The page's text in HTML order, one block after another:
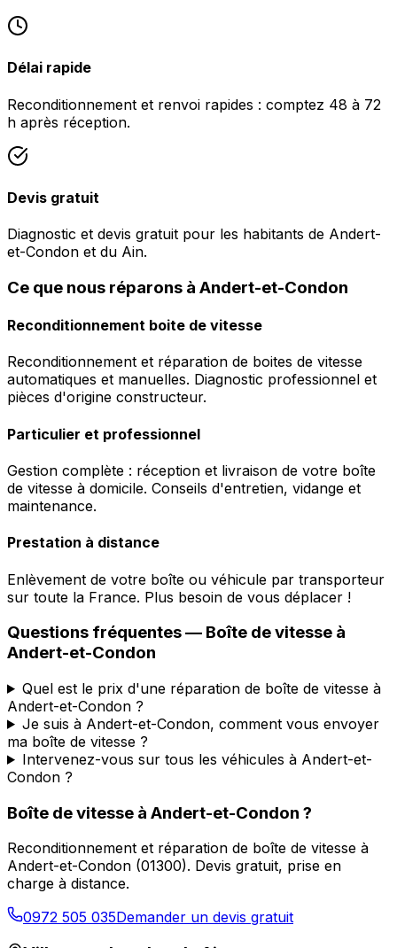
Délai rapide
Reconditionnement et renvoi rapides : comptez 48 à 72
h après réception.
Devis gratuit
Diagnostic et devis gratuit pour les habitants de Andert-
et-Condon et du Ain.
Ce que nous réparons à Andert-et-Condon
Reconditionnement boite de vitesse
Reconditionnement et réparation de boites de vitesse
automatiques et manuelles. Diagnostic professionnel et
pièces d'origine constructeur.
Particulier et professionnel
Gestion complète : réception et livraison de votre boîte
de vitesse à domicile. Conseils d'entretien, vidange et
maintenance.
Prestation à distance
Enlèvement de votre boîte ou véhicule par transporteur
sur toute la France. Plus besoin de vous déplacer !
Questions fréquentes — Boîte de vitesse à
Andert-et-Condon
Quel est le prix d'une réparation de boîte de vitesse à
Andert-et-Condon ?
Je suis à Andert-et-Condon, comment vous envoyer
ma boîte de vitesse ?
Intervenez-vous sur tous les véhicules à Andert-et-
Condon ?
Boîte de vitesse à Andert-et-Condon ?
Reconditionnement et réparation de boîte de vitesse à
Andert-et-Condon (01300). Devis gratuit, prise en
charge à distance.
0972 505 035Demander un devis gratuit